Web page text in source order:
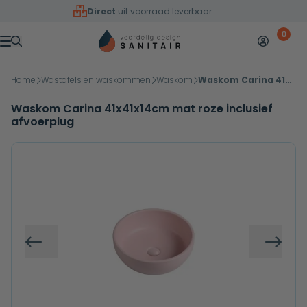
Overslaan naar inhoud
Direct uit voorraad leverbaar
Menu
Mijn 0
Home Wastafels en waskommen Waskom Waskom Carina 41x41x14cm mat roze inclusief afvoerplug
Waskom Carina 41x41x14cm mat roze inclusief
afvoerplug
Vorige